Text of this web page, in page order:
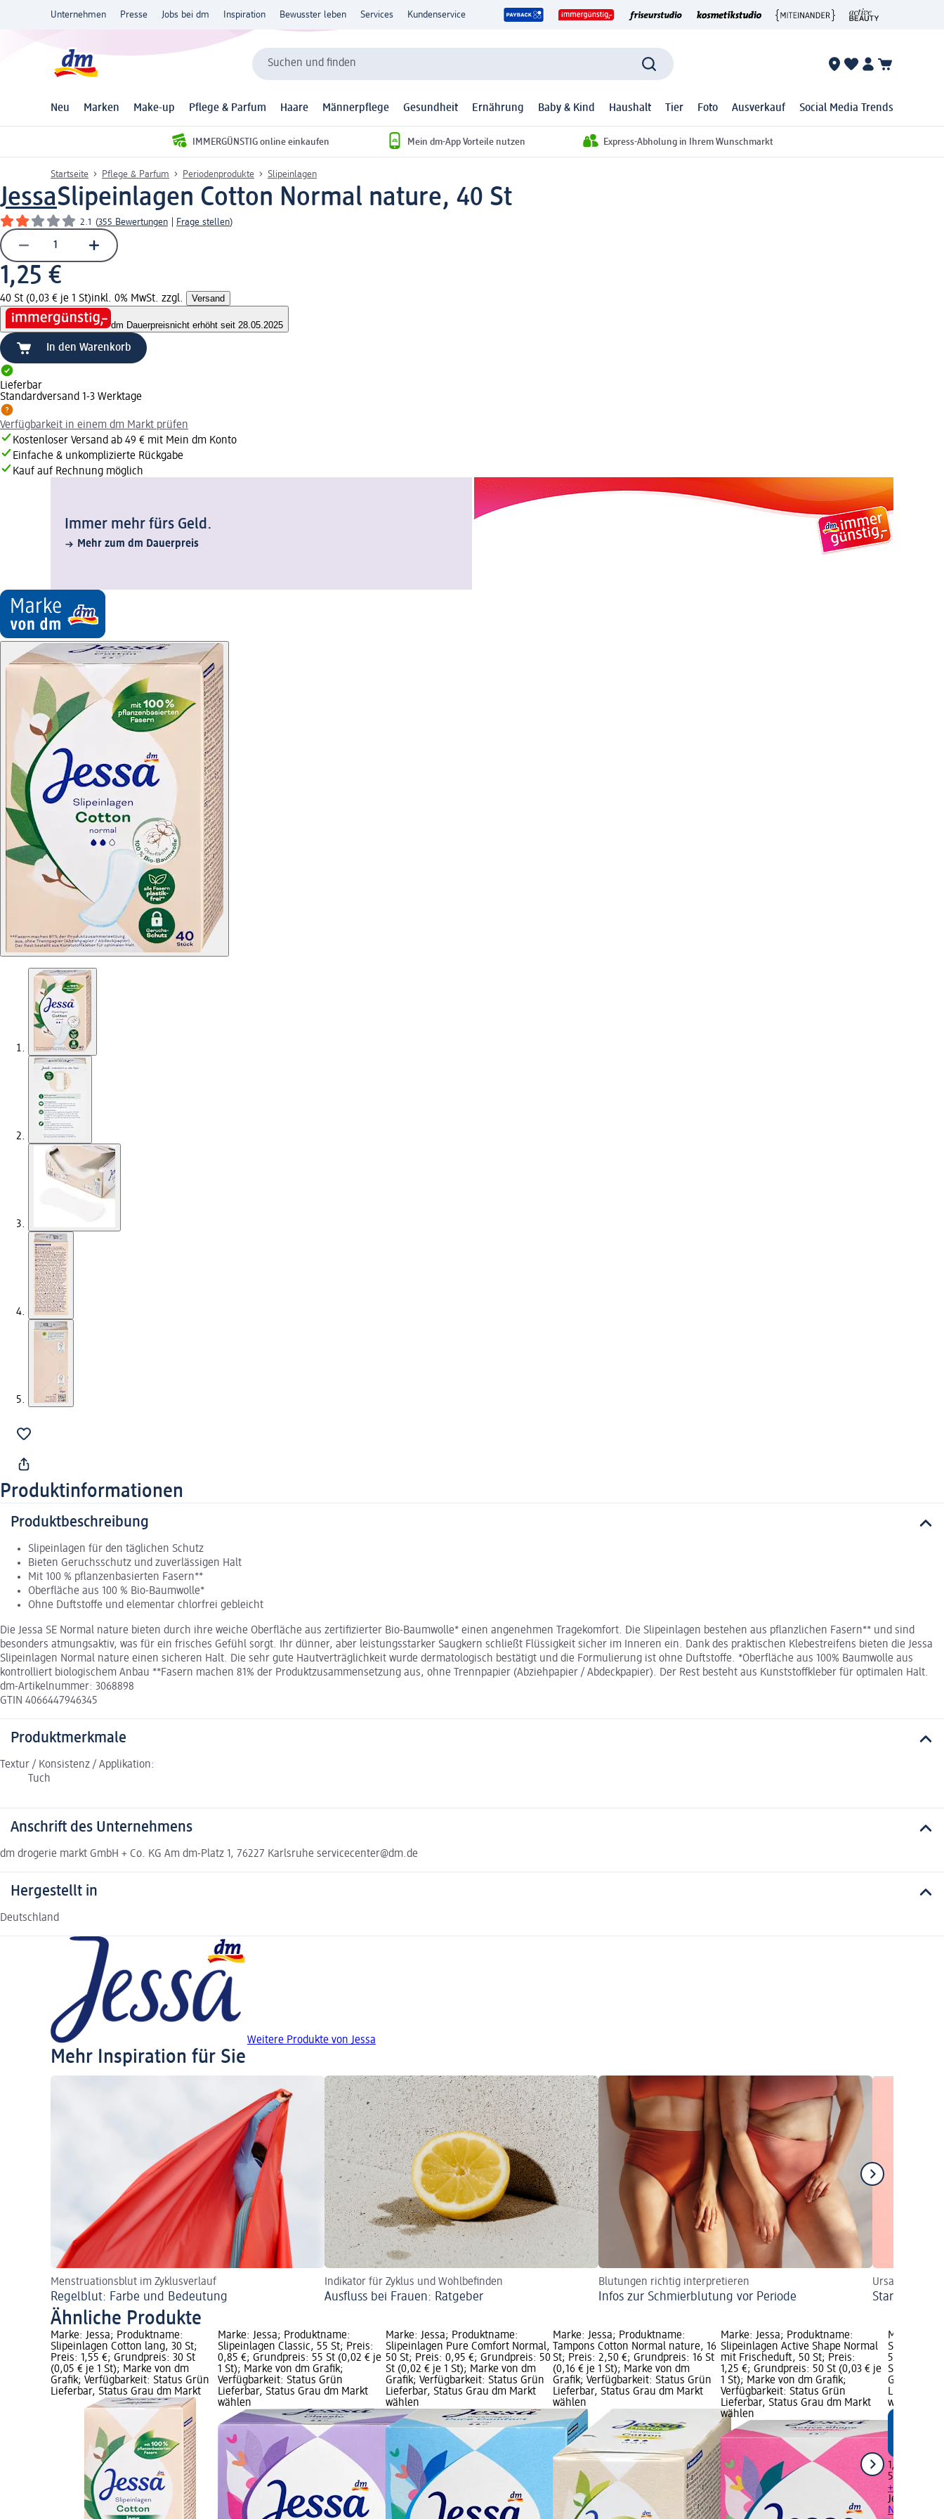
Unternehmen Presse Jobs bei dm Inspiration Bewusster leben Services Kundenservice
Suchen und finden
Neu Marken Make-up Pflege & Parfum Haare Männerpflege Gesundheit Ernährung Baby & Kind Haushalt Tier Foto Ausverkauf Social Media Trends
IMMERGÜNSTIG online einkaufen Mein dm-App Vorteile nutzen Express-Abholung in Ihrem Wunschmarkt
Startseite Pflege & Parfum Periodenprodukte Slipeinlagen
JessaSlipeinlagen Cotton Normal nature, 40 St
2.1 (355 Bewertungen Frage stellen)
1,25 €
40 St (0,03 € je 1 St)inkl. 0% MwSt. zzgl. Versand
dm Dauerpreisnicht erhöht seit 28.05.2025
In den Warenkorb
Lieferbar
Standardversand 1-3 Werktage
Verfügbarkeit in einem dm Markt prüfen
Kostenloser Versand ab 49 € mit Mein dm Konto
Einfache & unkomplizierte Rückgabe
Kauf auf Rechnung möglich
Immer mehr fürs Geld.
Mehr zum dm Dauerpreis
Produktinformationen
Produktbeschreibung
Slipeinlagen für den täglichen Schutz
Bieten Geruchsschutz und zuverlässigen Halt
Mit 100 % pflanzenbasierten Fasern**
Oberfläche aus 100 % Bio-Baumwolle*
Ohne Duftstoffe und elementar chlorfrei gebleicht
Die Jessa SE Normal nature bieten durch ihre weiche Oberfläche aus zertifizierter Bio-Baumwolle* einen angenehmen Tragekomfort. Die Slipeinlagen bestehen aus pflanzlichen Fasern** und sind
besonders atmungsaktiv, was für ein frisches Gefühl sorgt. Ihr dünner, aber leistungsstarker Saugkern schließt Flüssigkeit sicher im Inneren ein. Dank des praktischen Klebestreifens bieten die Jessa
Slipeinlagen Normal nature einen sicheren Halt. Die sehr gute Hautverträglichkeit wurde dermatologisch bestätigt und die Formulierung ist ohne Duftstoffe. *Oberfläche aus 100% Baumwolle aus
kontrolliert biologischem Anbau **Fasern machen 81% der Produktzusammensetzung aus, ohne Trennpapier (Abziehpapier / Abdeckpapier). Der Rest besteht aus Kunststoffkleber für optimalen Halt.
dm-Artikelnummer: 3068898
GTIN 4066447946345
Produktmerkmale
Textur / Konsistenz / Applikation:
Tuch
Anschrift des Unternehmens
dm drogerie markt GmbH + Co. KG Am dm-Platz 1, 76227 Karlsruhe servicecenter@dm.de
Hergestellt in
Deutschland
Weitere Produkte von Jessa
Mehr Inspiration für Sie
Menstruationsblut im Zyklusverlauf
Regelblut: Farbe und Bedeutung
Indikator für Zyklus und Wohlbefinden
Ausfluss bei Frauen: Ratgeber
Blutungen richtig interpretieren
Infos zur Schmierblutung vor Periode
Ursachen &
Starke
Ähnliche Produkte
Marke: Jessa; Produktname:
Slipeinlagen Cotton lang, 30 St;
Preis: 1,55 €; Grundpreis: 30 St
(0,05 € je 1 St); Marke von dm
Grafik; Verfügbarkeit: Status Grün
Lieferbar, Status Grau dm Markt
Marke: Jessa; Produktname:
Slipeinlagen Classic, 55 St; Preis:
0,85 €; Grundpreis: 55 St (0,02 € je
1 St); Marke von dm Grafik;
Verfügbarkeit: Status Grün
Lieferbar, Status Grau dm Markt
wählen
Marke: Jessa; Produktname:
Slipeinlagen Pure Comfort Normal,
50 St; Preis: 0,95 €; Grundpreis: 50
St (0,02 € je 1 St); Marke von dm
Grafik; Verfügbarkeit: Status Grün
Lieferbar, Status Grau dm Markt
wählen
Marke: Jessa; Produktname:
Tampons Cotton Normal nature, 16
St; Preis: 2,50 €; Grundpreis: 16 St
(0,16 € je 1 St); Marke von dm
Grafik; Verfügbarkeit: Status Grün
Lieferbar, Status Grau dm Markt
wählen
Marke: Jessa; Produktname:
Slipeinlagen Active Shape Normal
mit Frischeduft, 50 St; Preis:
1,25 €; Grundpreis: 50 St (0,03 € je
1 St); Marke von dm Grafik;
Verfügbarkeit: Status Grün
Lieferbar, Status Grau dm Markt
wählen
Marke:
50 St;
St (0,02 €
Grafik;
Lieferbar,
wählen
1,05 €
50 St (0,02
+ 1 weitere
Jessa
Normal, 50